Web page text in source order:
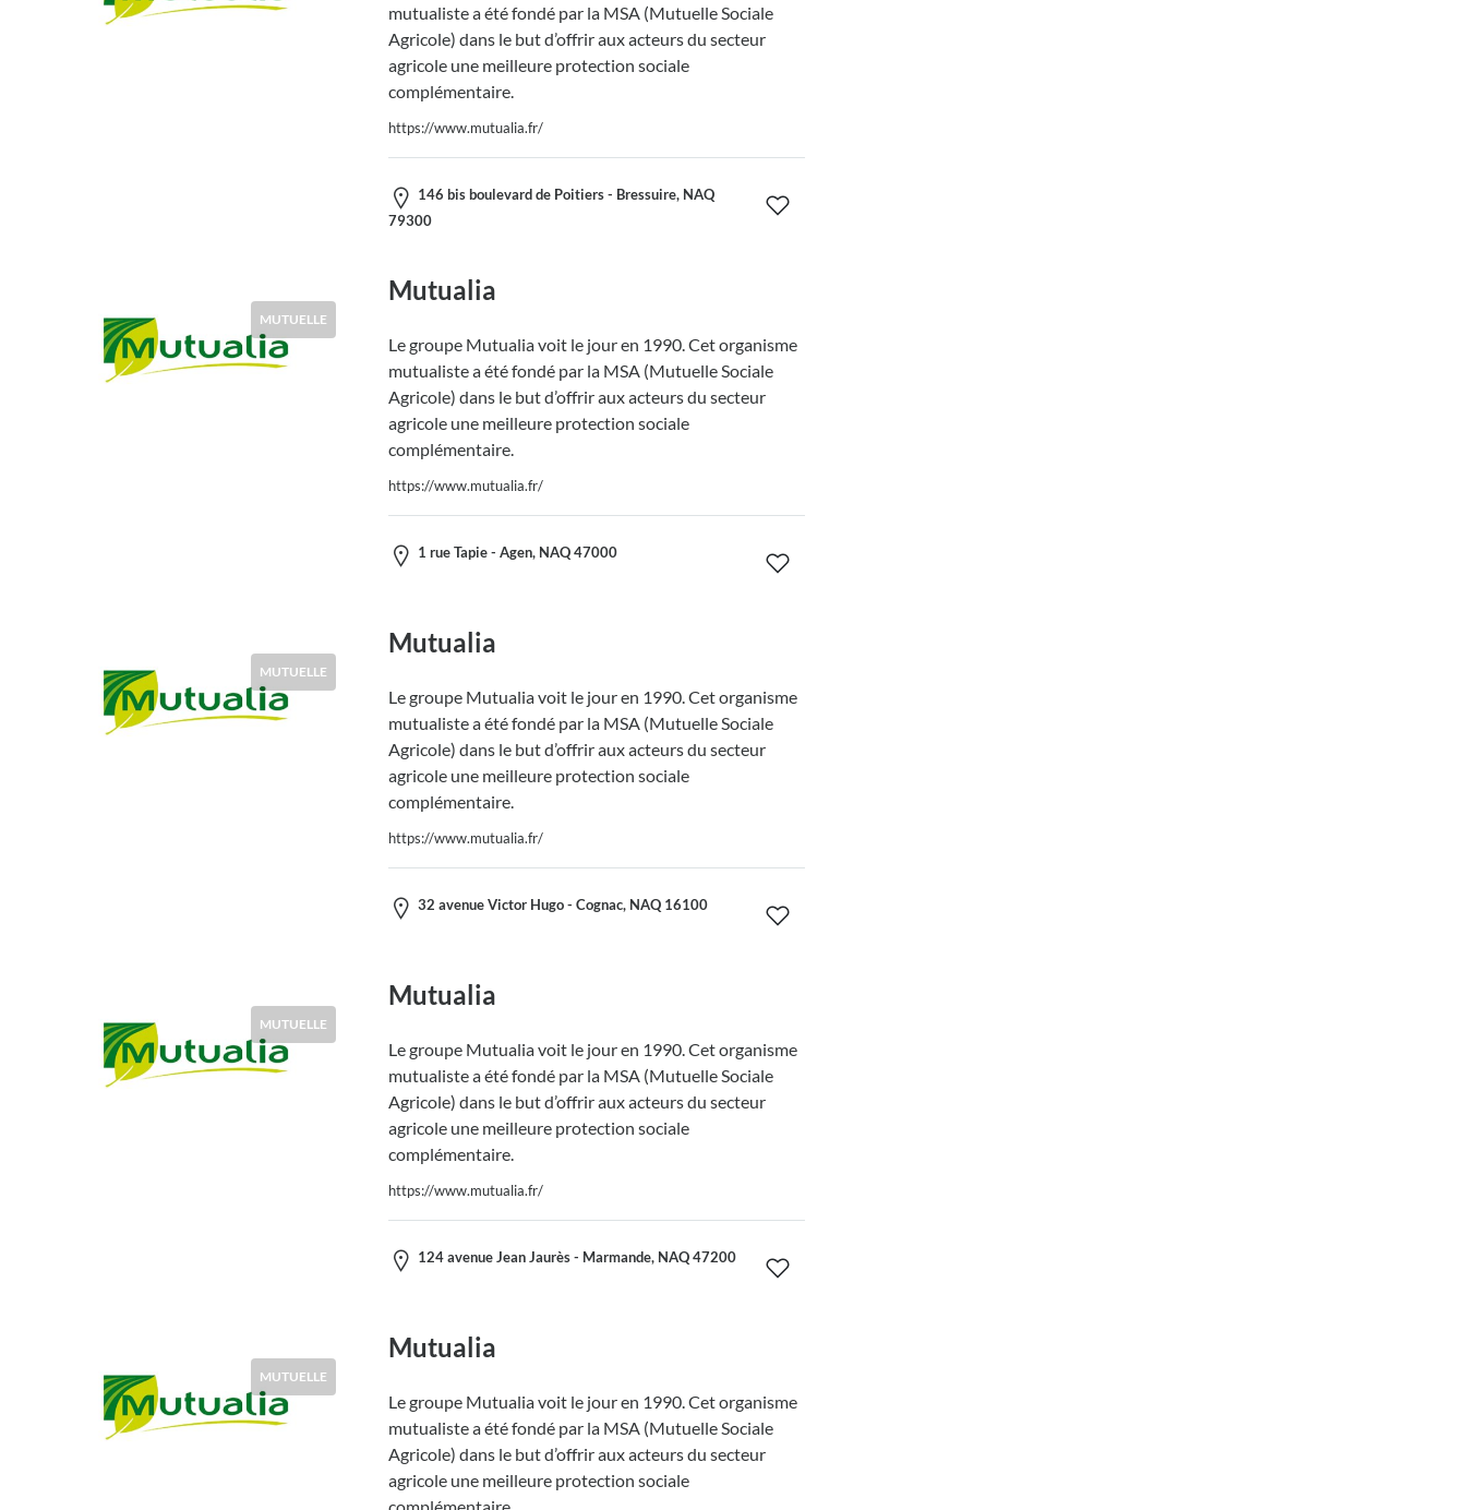
mutualiste a été fondé par la MSA (Mutuelle Sociale
Agricole) dans le but d’offrir aux acteurs du secteur
agricole une meilleure protection sociale
complémentaire.
https://www.mutualia.fr/
146 bis boulevard de Poitiers - Bressuire, NAQ
79300
MUTUELLE
Mutualia
Le groupe Mutualia voit le jour en 1990. Cet organisme
mutualiste a été fondé par la MSA (Mutuelle Sociale
Agricole) dans le but d’offrir aux acteurs du secteur
agricole une meilleure protection sociale
complémentaire.
https://www.mutualia.fr/
1 rue Tapie - Agen, NAQ 47000
MUTUELLE
Mutualia
Le groupe Mutualia voit le jour en 1990. Cet organisme
mutualiste a été fondé par la MSA (Mutuelle Sociale
Agricole) dans le but d’offrir aux acteurs du secteur
agricole une meilleure protection sociale
complémentaire.
https://www.mutualia.fr/
32 avenue Victor Hugo - Cognac, NAQ 16100
MUTUELLE
Mutualia
Le groupe Mutualia voit le jour en 1990. Cet organisme
mutualiste a été fondé par la MSA (Mutuelle Sociale
Agricole) dans le but d’offrir aux acteurs du secteur
agricole une meilleure protection sociale
complémentaire.
https://www.mutualia.fr/
124 avenue Jean Jaurès - Marmande, NAQ 47200
MUTUELLE
Mutualia
Le groupe Mutualia voit le jour en 1990. Cet organisme
mutualiste a été fondé par la MSA (Mutuelle Sociale
Agricole) dans le but d’offrir aux acteurs du secteur
agricole une meilleure protection sociale